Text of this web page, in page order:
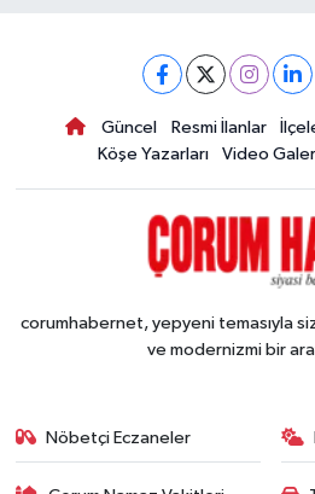
Güncel Resmi İlanlar
Köşe Yazarları
Video
corumhabernet, yepyeni temasıyla
ve modernizmi bir
Nöbetçi Eczaneler